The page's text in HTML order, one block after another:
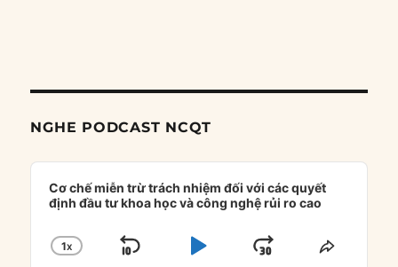
NGHE PODCAST NCQT
Audio
Player
Cơ chế miễn trừ trách nhiệm đối với các quyết
định đầu tư khoa học và công nghệ rủi ro cao
CHANGE
1X
SKIP
PLAYJUMPSHARE